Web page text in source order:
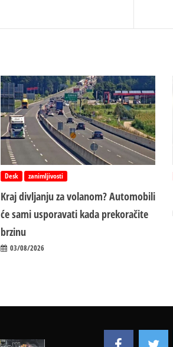
Desk zanimljivosti
Kraj divljanju za volanom? Automobili
će sami usporavati kada prekoračite
brzinu
03/08/2026